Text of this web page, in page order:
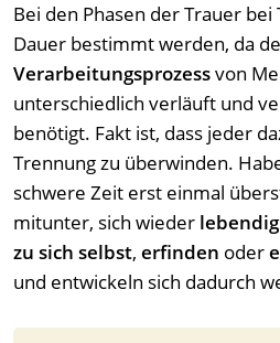
Bei den Phasen der Trauer
Dauer bestimmt werden, da
Verarbeitungsprozessvon
unterschiedlich verläuft und
benötigt. Fakt ist, dass jeder
Trennung zu überwinden.
schwere Zeit erst einmal
mitunter, sich wieder lebendig
zu sich selbst, erfinden oder
und entwickeln sich dadurch